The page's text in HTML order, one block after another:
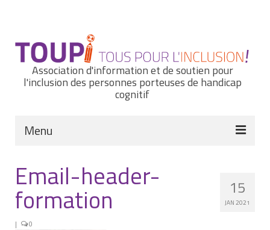
Association d'information et de soutien pour
l'inclusion des personnes porteuses de handicap
cognitif
Menu
Actualités
Nous connaître
Notre histoire
15
JAN 2021
Email-header-
formation
| 0